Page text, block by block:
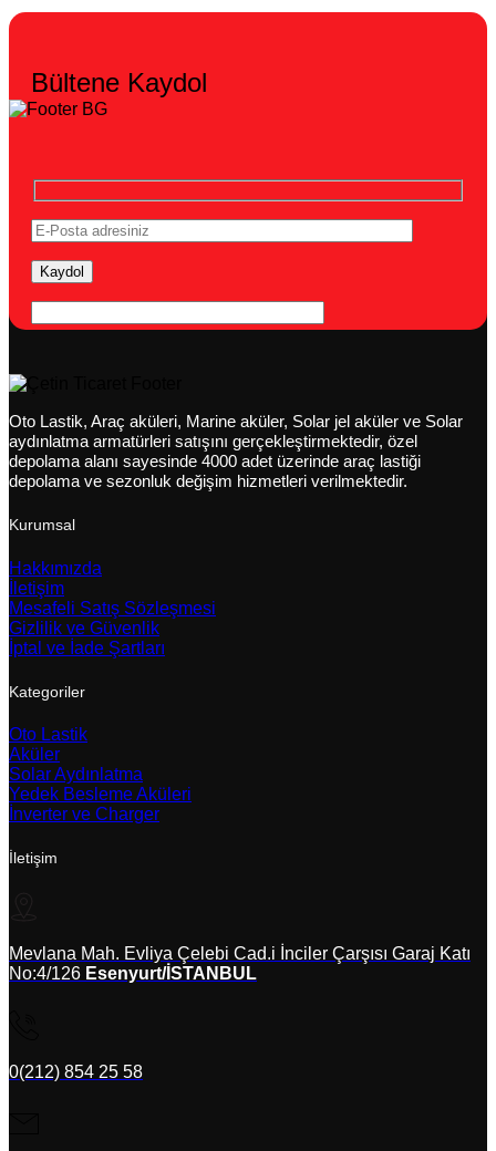
Bültene Kaydol
Oto Lastik, Araç aküleri, Marine aküler, Solar jel aküler ve Solar
aydınlatma armatürleri satışını gerçekleştirmektedir, özel
depolama alanı sayesinde 4000 adet üzerinde araç lastiği
depolama ve sezonluk değişim hizmetleri verilmektedir.
Kurumsal
Hakkımızda
İletişim
Mesafeli Satış Sözleşmesi
Gizlilik ve Güvenlik
İptal ve İade Şartları
Kategoriler
Oto Lastik
Aküler
Solar Aydınlatma
Yedek Besleme Aküleri
İnverter ve Charger
İletişim
Mevlana Mah. Evliya Çelebi Cad.i İnciler Çarşısı Garaj Katı
No:4/126 Esenyurt/İSTANBUL
0(212) 854 25 58